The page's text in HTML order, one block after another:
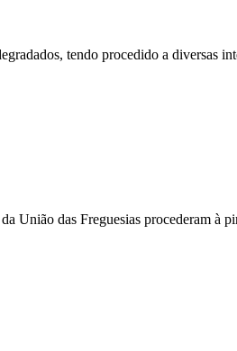
tendo procedido a diversas
União das Freguesias procederam à